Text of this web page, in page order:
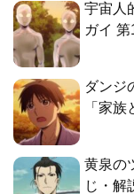
宇宙人
ガイ 第
ダンジ
「家族
黄泉の
じ・解